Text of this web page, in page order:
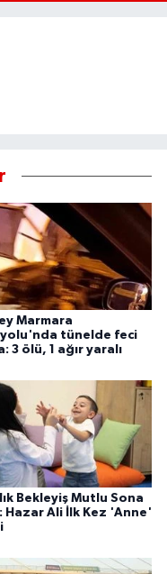
Marmara
tünelde feci
3 ölü, 1 ağır yaralı
Bekleyiş Mutlu Sona
Hazar Ali İlk Kez 'Anne'